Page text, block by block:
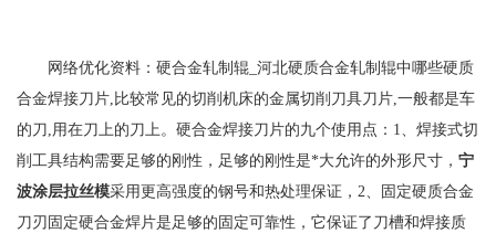
网络优化资料：硬合金轧制辊_河北硬质合金轧制辊中哪些硬质
合金焊接刀片,比较常见的切削机床的金属切削刀具刀片,一般都是车
的刀,用在刀上的刀上。硬合金焊接刀片的九个使用点：1、焊接式切
削工具结构需要足够的刚性，足够的刚性是*大允许的外形尺寸， 宁
波涂层拉丝模采用更高强度的钢号和热处理保证，2、固定硬质合金
刀刃固定硬合金焊片是足够的固定可靠性，它保证了刀槽和焊接质